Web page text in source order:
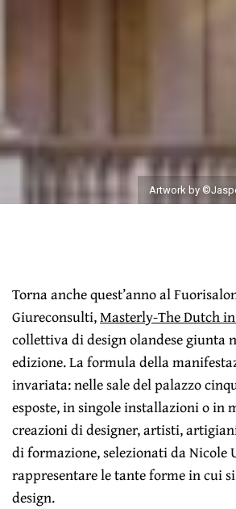
Artwork by
Torna anche quest’anno al
Giureconsulti,Masterly-The Dutch
collettiva di design olandese giunta
edizione. La formula della
invariata: nelle sale del palazzo
esposte, in singole installazioni o in
creazioni di designer, artisti,
di formazione, selezionati da Nicole
rappresentare le tante forme in cui
design.